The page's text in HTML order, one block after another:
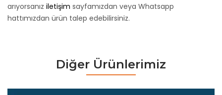
arıyorsanız iletişim sayfamızdan veya Whatsapp
hattımızdan ürün talep edebilirsiniz.
Diğer Ürünlerimiz